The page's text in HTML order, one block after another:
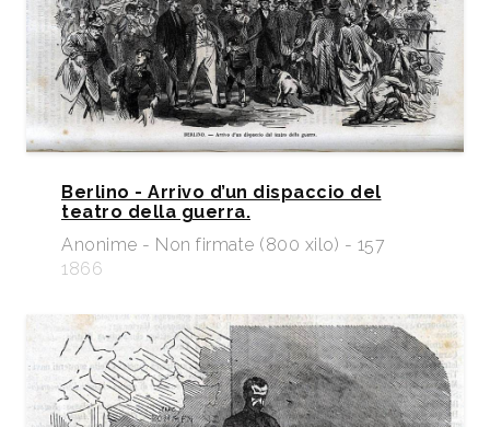
Berlino - Arrivo d’un dispaccio del
teatro della guerra.
Anonime - Non firmate (800 xilo) - 157
1866